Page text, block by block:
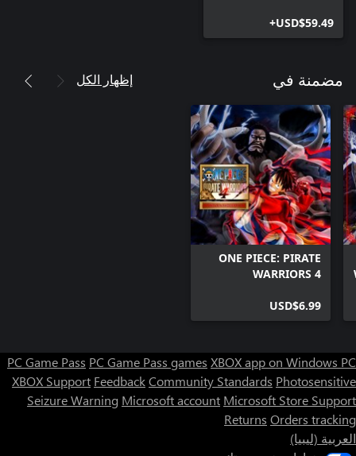
USD$59.49+
مضمنة في إظهار الكل
ONE PIECE: PIRATE
WARRIORS 4
Pack
USD$6.99
PC Game Pass PC Game Pass games XBOX app on Windows PC
XBOX Support FeedbackCommunity Standards Photosensitive
Seizure Warning Microsoft account Microsoft Store Support
Returns Orders tracking
العربية (ليبيا)